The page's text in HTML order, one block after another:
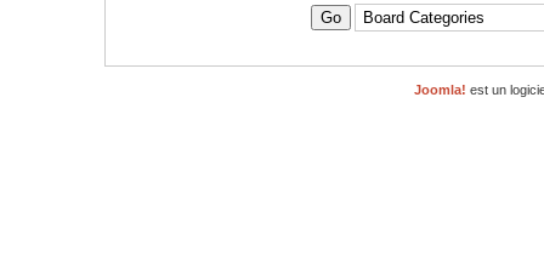
Joomla! est un